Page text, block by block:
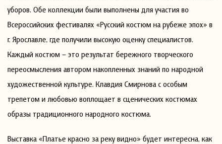
уборов. Обе коллекции были выполнены для участия во
Всероссийских фестивалях «Русский костюм на рубеже эпох» в
г. Ярославле, где получили высокую оценку специалистов.
Каждый костюм – это результат бережного творческого
переосмысления автором накопленных знаний по народной
художественной культуре. Клавдия Смирнова с особым
трепетом и любовью воплощает в сценических костюмах
образы традиционного народного костюма.
Выставка «Платье красно за реку видно» будет интересна, как